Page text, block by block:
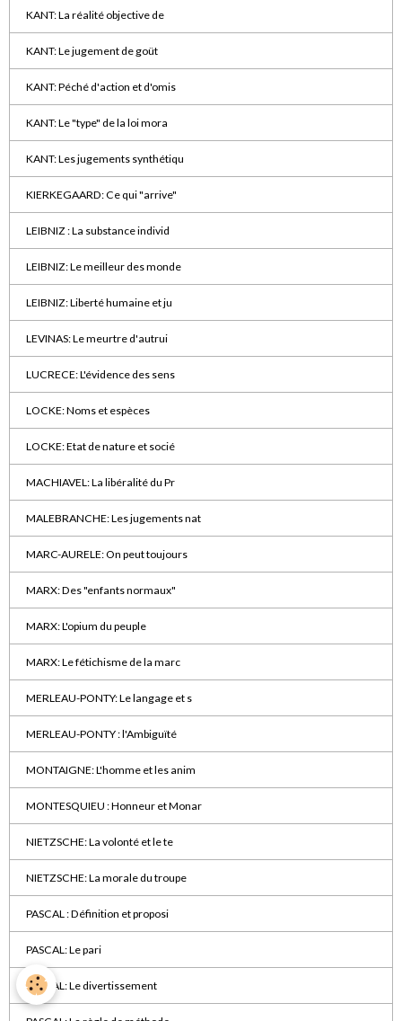
KANT: La réalité objective de
KANT: Le jugement de goüt
KANT: Péché d'action et d'omis
KANT: Le "type" de la loi mora
KANT: Les jugements synthétiqu
KIERKEGAARD: Ce qui "arrive"
LEIBNIZ : La substance individ
LEIBNIZ: Le meilleur des monde
LEIBNIZ: Liberté humaine et ju
LEVINAS: Le meurtre d'autrui
LUCRECE: L'évidence des sens
LOCKE: Noms et espèces
LOCKE: Etat de nature et socié
MACHIAVEL: La libéralité du Pr
MALEBRANCHE: Les jugements nat
MARC-AURELE: On peut toujours
MARX: Des "enfants normaux"
MARX: L'opium du peuple
MARX: Le fétichisme de la marc
MERLEAU-PONTY: Le langage et s
MERLEAU-PONTY : l'Ambiguïté
MONTAIGNE: L'homme et les anim
MONTESQUIEU : Honneur et Monar
NIETZSCHE: La volonté et le te
NIETZSCHE: La morale du troupe
PASCAL : Définition et proposi
PASCAL: Le pari
PASCAL: Le divertissement